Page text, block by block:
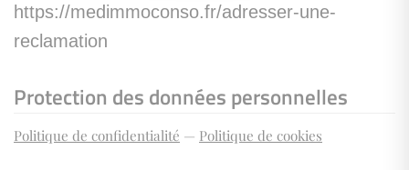
https://medimmoconso.fr/adresser-une-
reclamation
Protection des données personnelles
Politique de confidentialité — Politique de cookies